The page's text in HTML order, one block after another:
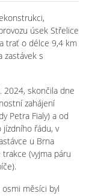
úsek Střelice
trať o délce 9,4 km
zastávek s
2024, skončila dne
zahájení
Petra Fialy) a od
jízdního řádu, v
u Brna
(vyjma páru
měsíci byl